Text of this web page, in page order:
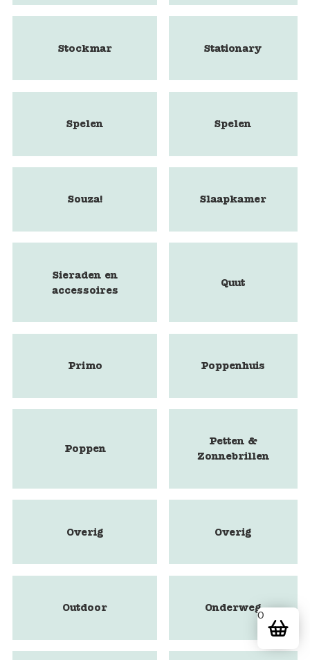
Stockmar Stationary
Spelen Spelen
Souza! Slaapkamer
Sieraden en
accessoires
Quut
Primo Poppenhuis
Poppen
Petten &
Zonnebrillen
Overig Overig
Outdoor Onderweg
0